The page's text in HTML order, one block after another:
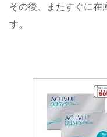
その後、またすぐに在
す。